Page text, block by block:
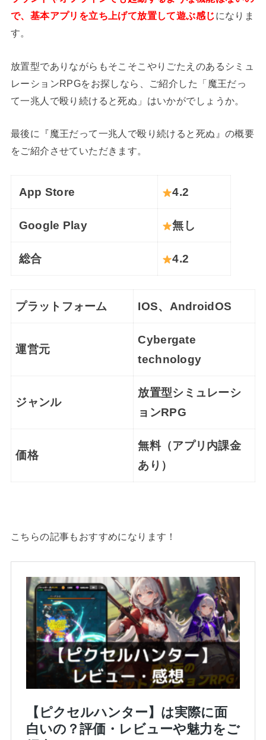
で、基本アプリを立ち上げて放置して遊ぶ感じになりま
す。
放置型でありながらもそこそこやりごたえのあるシミュ
レーションRPGをお探しなら、ご紹介した「魔王だっ
て一兆人で殴り続けると死ぬ」はいかがでしょうか。
最後に『魔王だって一兆人で殴り続けると死ぬ』の概要
をご紹介させていただきます。
App Store 4.2
Google Play 無し
総合 4.2
プラットフォーム IOS、AndroidOS
運営元
Cybergate
technology
ジャンル
放置型シミュレーシ
ョンRPG
価格
無料（アプリ内課金
あり）
こちらの記事もおすすめになります！